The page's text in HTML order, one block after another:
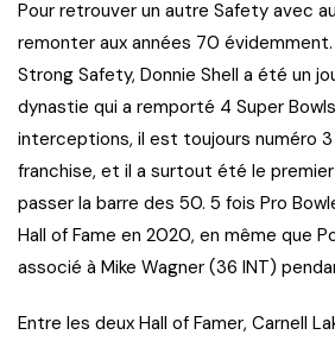
Pour retrouver un autre Safety avec
remonter aux années 70
Strong Safety, Donnie Shell a été un
dynastie qui a remporté 4 Super
interceptions, il est toujours numéro 3
franchise, et il a surtout été le
passer la barre des 50. 5 fois Pro
Hall of Fame en 2020, en même que
associé à Mike Wagner (36 INT)
Entre les deux Hall of Famer, Carnell